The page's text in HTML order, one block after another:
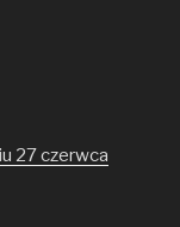
27 czerwca